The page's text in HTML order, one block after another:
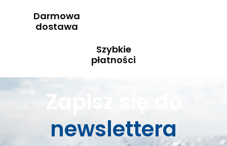
Darmowa
dostawa
Szybkie
płatności
Zapisz się do
newslettera